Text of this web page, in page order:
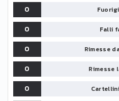
0
0
Falli
0
Rimesse
0
Rimesse
0